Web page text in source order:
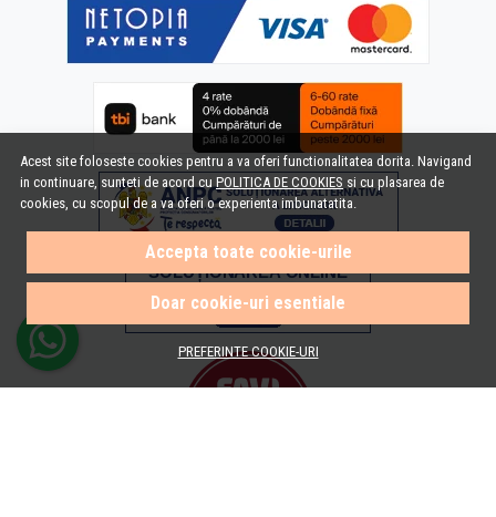
Acest site foloseste cookies pentru a va oferi functionalitatea dorita. Navigand
in continuare, sunteti de acord cuPOLITICA DE COOKIES si cu plasarea de
cookies, cu scopul de a va oferi o experienta imbunatatita.
Accepta toate cookie-urile
Doar cookie-uri esentiale
PREFERINTE COOKIE-URI